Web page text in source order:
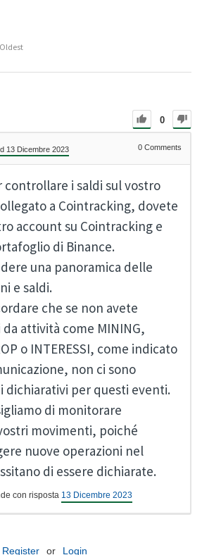
Oldest
0
13 Dicembre 2023 0 Comments
controllare i saldi sul vostro
a Cointracking, dovete
account su Cointracking e
di Binance.
una panoramica delle
e saldi.
che se non avete
attività come MINING,
o INTERESSI, come indicato
non ci sono
dichiarativi per questi eventi.
di monitorare
movimenti, poiché
nuove operazioni nel
di essere dichiarate.
con risposta 13 Dicembre 2023
Register or Login